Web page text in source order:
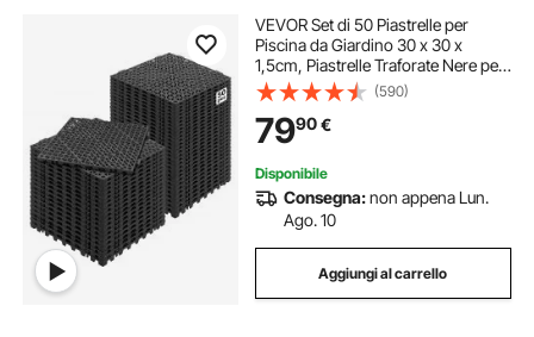
VEVOR Set di 50 Piastrelle per
Piscina da Giardino 30 x 30 x
1,5cm, Piastrelle Traforate Nere per
Pavimentazione Antiscivolo in PVC
a Drenaggio Rapido per Interni &
Esterni per Bagno Piscina Giardino
(590)
7990€
Disponibile
Consegna:non appena Lun.
Ago. 10
Aggiungi al carrello